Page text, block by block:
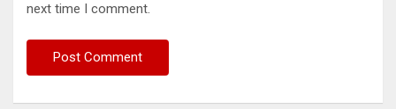
next time I comment.